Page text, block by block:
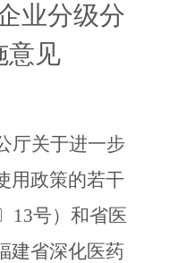
业分级分
意见
厅关于进一步
用政策的若干
13号）和省医
建省深化医药